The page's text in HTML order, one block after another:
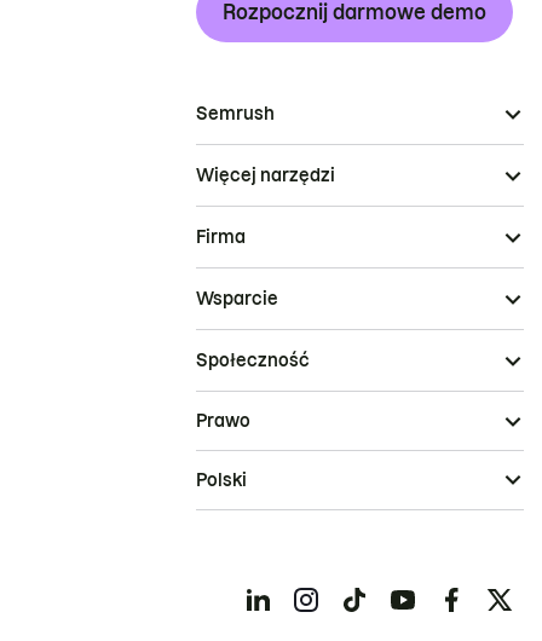
Rozpocznij darmowe demo
Semrush
Więcej narzędzi
Firma
Wsparcie
Społeczność
Prawo
Polski